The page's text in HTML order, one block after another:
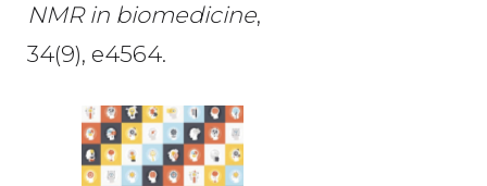
NMR in biomedicine,
34(9), e4564.